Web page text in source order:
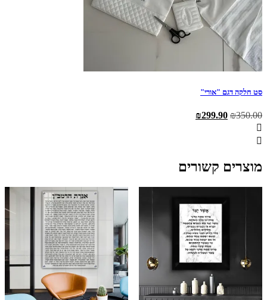
סט חלקה דגם "אורי"
₪350.00
המחיר ₪299.90
מוצרים קשורים